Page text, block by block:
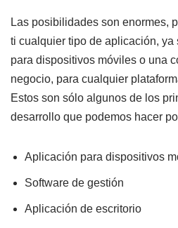
Las posibilidades son enormes,
ti cualquier tipo de aplicación,
para dispositivos móviles o una
negocio, para cualquier
Estos son sólo algunos de los
desarrollo que podemos hacer
Aplicación para dispositivos
Software de gestión
Aplicación de escritorio